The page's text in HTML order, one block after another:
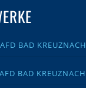
BAD KREUZNACH
BAD KREUZNACH